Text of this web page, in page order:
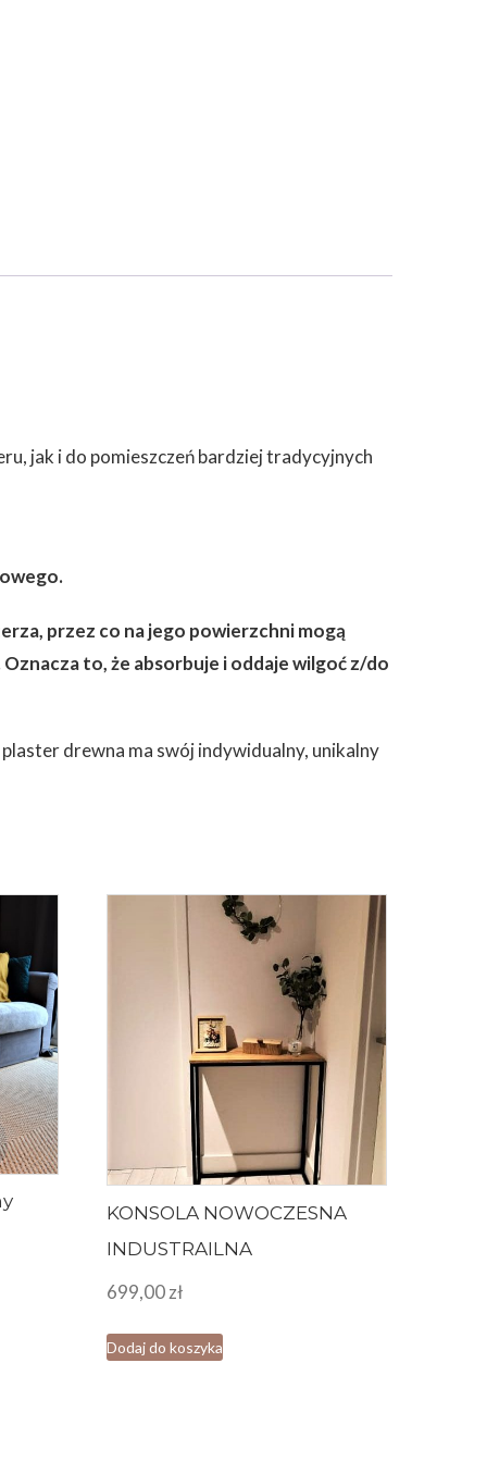
jak i do pomieszczeń bardziej tradycyjnych
przez co na jego powierzchni mogą
to, że absorbuje i oddaje wilgoć z/do
drewna ma swój indywidualny, unikalny
KONSOLA NOWOCZESNA
INDUSTRAILNA
699,00zł
Dodaj do koszyka